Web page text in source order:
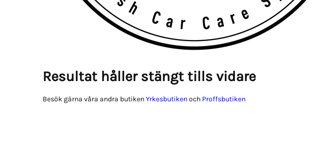
Resultat håller stängt tills vidare
Besök gärna våra andra butikenYrkesbutikenoch Proffsbutiken